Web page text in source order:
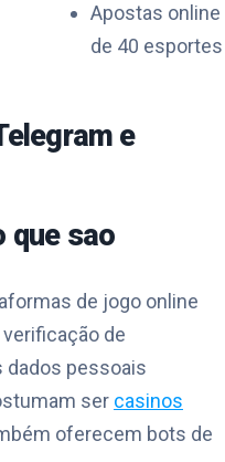
Apostas
de 40 esportes
e
de jogo online
de
dados pessoais
ser casinos
oferecem bots de